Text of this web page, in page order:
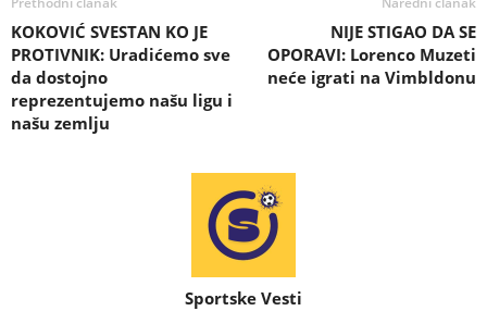
KOKOVIĆ SVESTAN KO JE
PROTIVNIK: Uradićemo sve
da dostojno
reprezentujemo našu ligu i
našu zemlju
NIJE STIGAO DA SE
OPORAVI: Lorenco Muzeti
neće igrati na Vimbldonu
Sportske Vesti